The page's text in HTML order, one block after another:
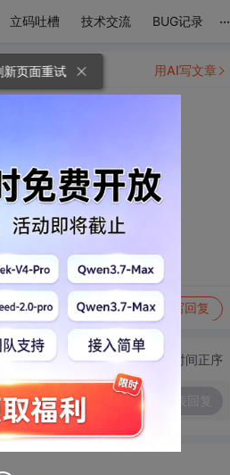
立码吐槽 技术交流 BUG记录 ...
写回复
用AI写文章
切换为时间正序
新页面重试